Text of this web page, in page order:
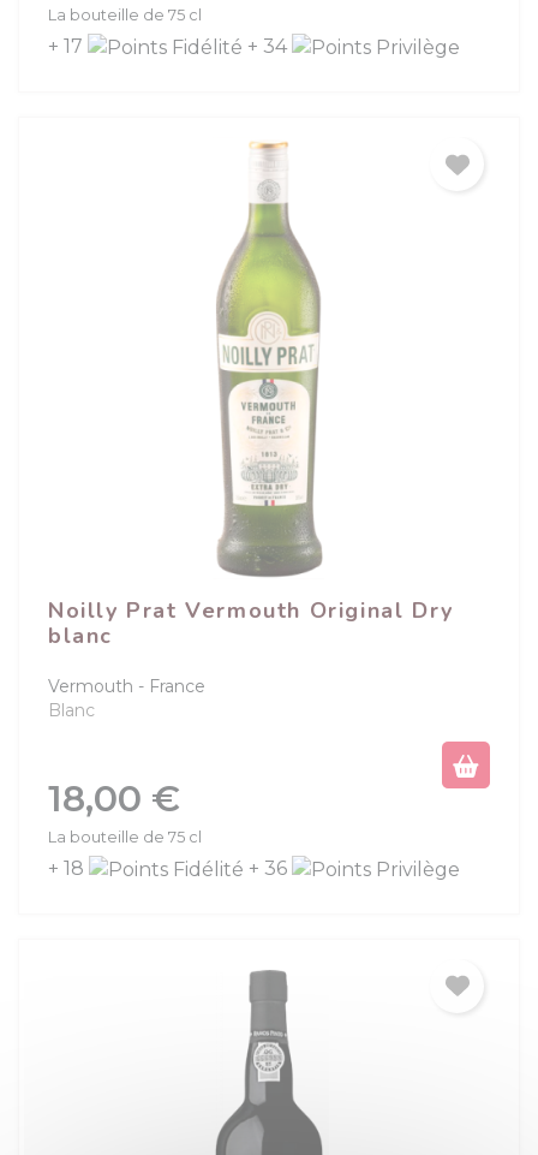
La bouteille de 75 cl
+ 17 + 34
Noilly Prat Vermouth Original Dry
blanc
Vermouth
France
Blanc
Prix
18,00 €
La bouteille de 75 cl
+ 18 + 36